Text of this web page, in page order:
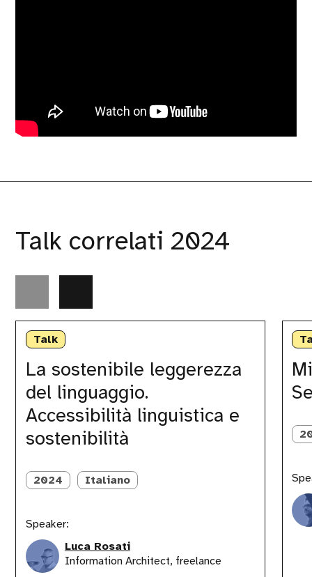
Talk correlati 2024
Talk
La sostenibile leggerezza
del linguaggio.
Accessibilità linguistica e
sostenibilità
La
sostenibile
leggerezza
linguaggio.
Accessibilità
sostenibilità
2024 Italiano
Speaker:
Luca Rosati
Information Architect, freelance
Servizi
Digitali
solo)